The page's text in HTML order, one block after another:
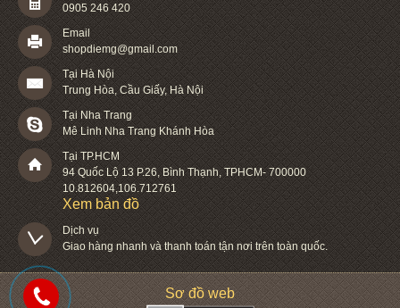
0905 246 420
Email
shopdiemg@gmail.com
Tại Hà Nội
Trung Hòa, Cầu Giấy, Hà Nội
Tại Nha Trang
Mê Linh Nha Trang Khánh Hòa
Tại TP.HCM
94 Quốc Lộ 13 P.26,Bình Thạnh,TPHCM-700000
10.812604,106.712761
Xem bản đồ
Dịch vụ
Giao hàng nhanh và thanh toán tận nơi trên toàn quốc.
Sơ đồ web